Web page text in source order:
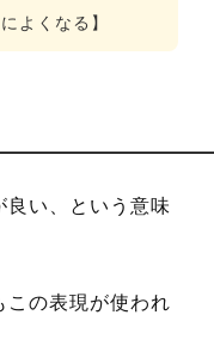
よくなる】
い、という意味
この表現が使われ